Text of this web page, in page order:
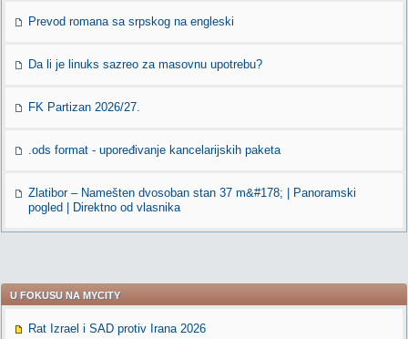
Prevod romana sa srpskog na engleski
Da li je linuks sazreo za masovnu upotrebu?
FK Partizan 2026/27.
.ods format - upoređivanje kancelarijskih paketa
Zlatibor – Namešten dvosoban stan 37 m&#178; | Panoramski
pogled | Direktno od vlasnika
U FOKUSU NA MYCITY
Rat Izrael i SAD protiv Irana 2026